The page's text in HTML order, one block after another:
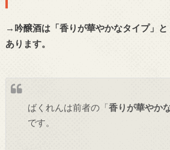
→吟醸酒は「香りが華やかなタイプ」
あります。
ばくれんは前者の「香りが華やか
です。